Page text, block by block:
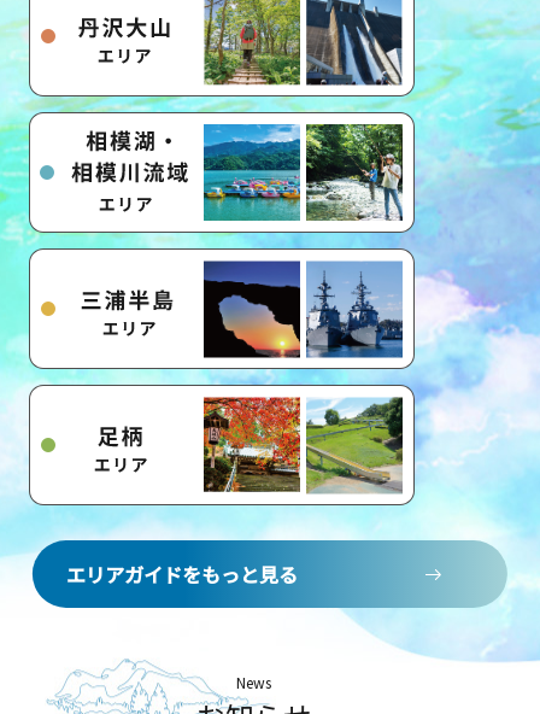
エリアガイドをもっと見る
News